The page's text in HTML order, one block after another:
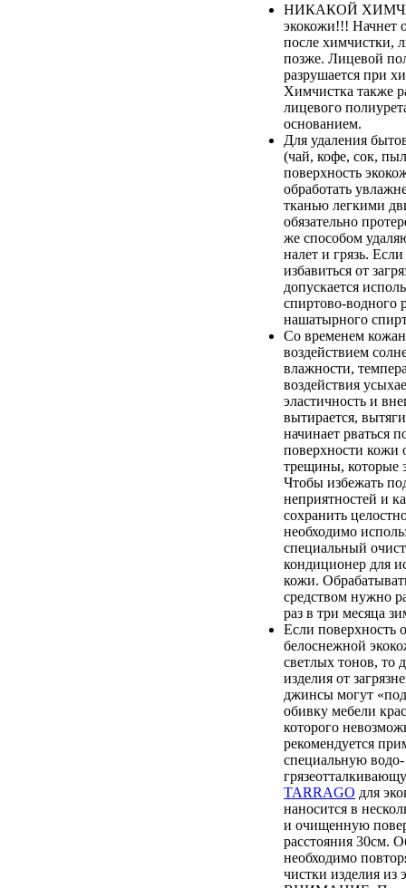
НИКАКОЙ
экокожи!!! Начнет
после химчистки,
позже. Лицевой
разрушается при
Химчистка также
лицевого
основанием.
Для удаления
(чай, кофе, сок,
поверхность
обработать
тканью легкими
обязательно
же способом
налет и грязь.
избавиться от
допускается
спиртово-водного
нашатырного
Со временем
воздействием
влажности,
воздействия
эластичность и
вытирается,
начинает рваться
поверхности кожи
трещины, которые
Чтобы избежать
неприятностей и
сохранить
необходимо
специальный
кондиционер для
кожи.
средством нужно
раз в три месяца
Если поверхность
белоснежной
светлых тонов, то
изделия от
джинсы могут
обивку мебели
которого
рекомендуется
специальную
TARRAGO для
наносится в
и очищенную
расстояния 30см.
необходимо
чистки изделия из